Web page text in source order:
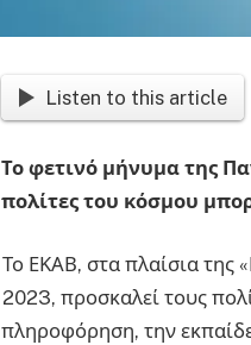
Listen to this article
Το φετινό μήνυμα της
πολίτες του κόσμου
Το ΕΚΑΒ, στα πλαίσια της
2023, προσκαλεί τους
πληροφόρηση, την